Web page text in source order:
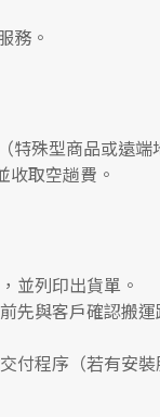
務。
特殊型商品或遠端
取空趟費。
並列印出貨單。
先與客戶確認搬
付程序（若有安